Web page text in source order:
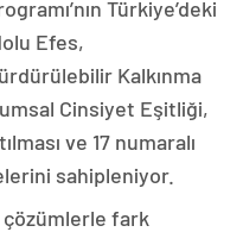
Türkiye’deki
Efes,
Kalkınma
Cinsiyet Eşitliği,
ve 17 numaralı
sahipleniyor.
fark